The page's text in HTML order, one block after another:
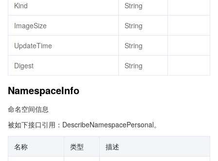
Kind String
ImageSize String
UpdateTime String
Digest String
NamespaceInfo
命名空间信息
被如下接口引用：DescribeNamespacePersonal。
名称 类型 描述